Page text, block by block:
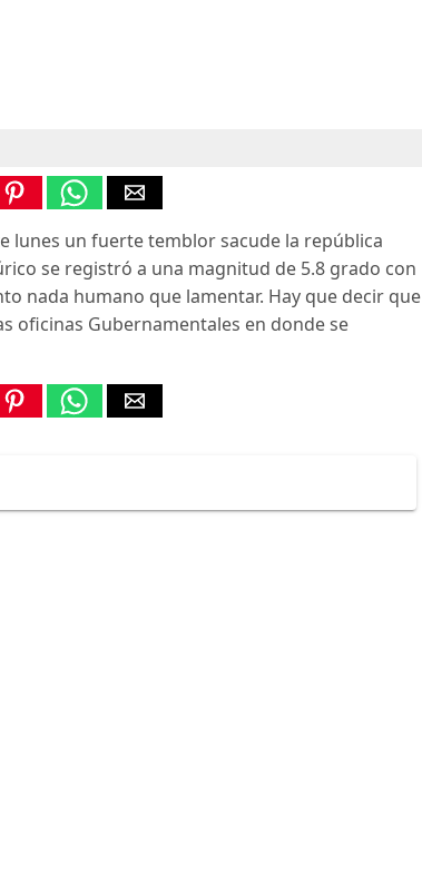
lunes un fuerte temblor sacude la república
se registró a una magnitud de 5.8 grado con
nada humano que lamentar. Hay que decir que
oficinas Gubernamentales en donde se